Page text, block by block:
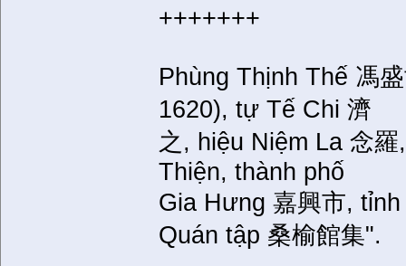
+++++++
Phùng Thịnh Thế 馮
1620), tự Tế Chi 濟
之, hiệu Niệm La 念
Thiện, thành phố
Gia Hưng 嘉興市,
Quán tập 桑榆館集".